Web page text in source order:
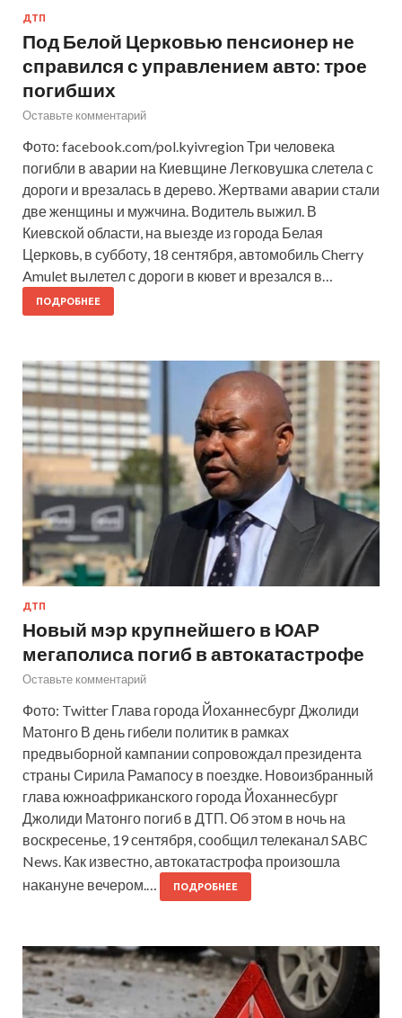
ДТП
Под Белой Церковью пенсионер не
справился с управлением авто: трое
погибших
Оставьте комментарий
Фото: facebook.com/pol.kyivregion Три человека
погибли в аварии на Киевщине Легковушка слетела с
дороги и врезалась в дерево. Жертвами аварии стали
две женщины и мужчина. Водитель выжил. В
Киевской области, на выезде из города Белая
Церковь, в субботу, 18 сентября, автомобиль Cherry
Amulet вылетел с дороги в кювет и врезался в…
ПОДРОБНЕЕ
ДТП
Новый мэр крупнейшего в ЮАР
мегаполиса погиб в автокатастрофе
Оставьте комментарий
Фото: Twitter Глава города Йоханнесбург Джолиди
Матонго В день гибели политик в рамках
предвыборной кампании сопровождал президента
страны Сирила Рамапосу в поездке. Новоизбранный
глава южноафриканского города Йоханнесбург
Джолиди Матонго погиб в ДТП. Об этом в ночь на
воскресенье, 19 сентября, сообщил телеканал SABC
News. Как известно, автокатастрофа произошла
накануне вечером.…
ПОДРОБНЕЕ